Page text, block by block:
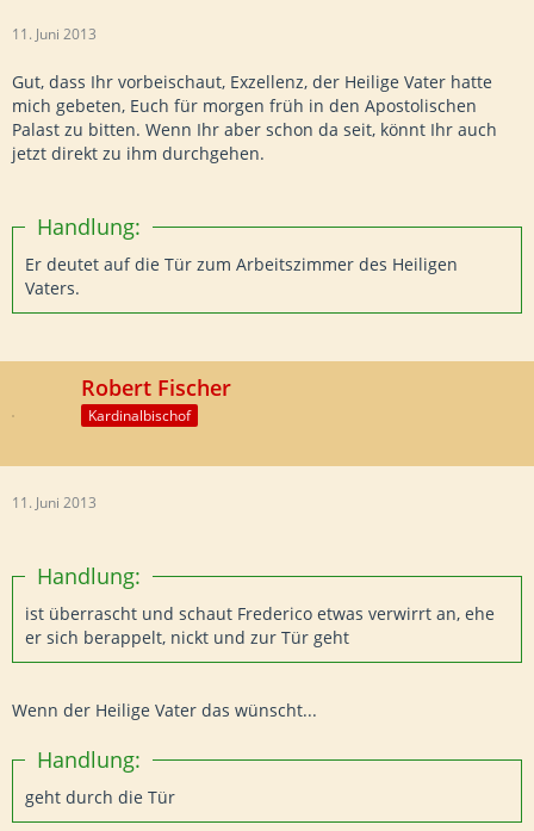
11. Juni 2013
Gut, dass Ihr vorbeischaut, Exzellenz, der Heilige Vater hatte
mich gebeten, Euch für morgen früh in den Apostolischen
Palast zu bitten. Wenn Ihr aber schon da seit, könnt Ihr auch
jetzt direkt zu ihm durchgehen.
Handlung:
Er deutet auf die Tür zum Arbeitszimmer des Heiligen
Vaters.
Robert Fischer
Kardinalbischof
11. Juni 2013
Handlung:
ist überrascht und schaut Frederico etwas verwirrt an, ehe
er sich berappelt, nickt und zur Tür geht
Wenn der Heilige Vater das wünscht...
Handlung:
geht durch die Tür